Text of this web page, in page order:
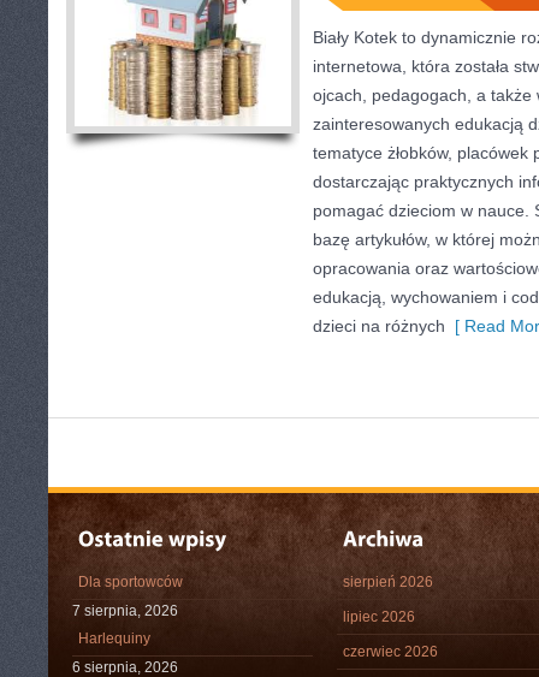
Biały Kotek to dynamicznie
internetowa, która została
ojcach, pedagogach, a także
zainteresowanych edukacją
tematyce żłobków, placówek
dostarczając praktycznych
pomagać dzieciom w nauce.
bazę artykułów, w której
opracowania oraz
edukacją, wychowaniem i
dzieci na różnych [ Read
Dla sportowców
7 sierpnia, 2026
Harlequiny
6 sierpnia, 2026
sierpień 2026
lipiec 2026
czerwiec 2026